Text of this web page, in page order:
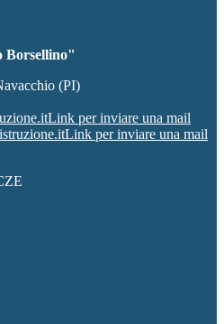
Borsellino"
(PI)
Link per inviare una mail
Link per inviare una mail